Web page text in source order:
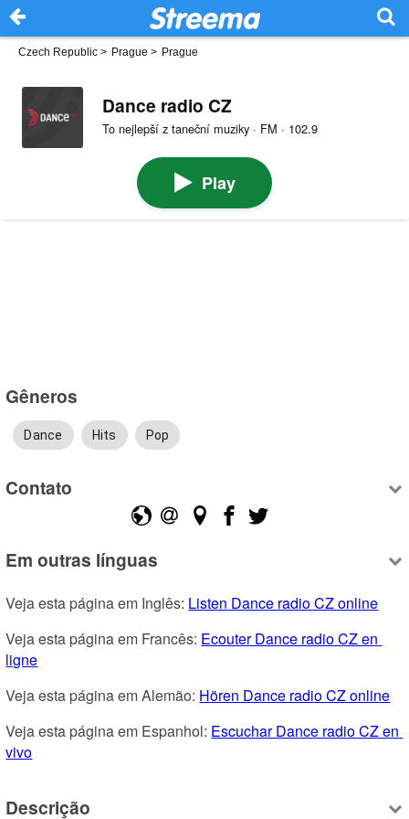
Czech Republic > Prague > Prague
Dance radio CZ
To nejlepší z taneční muziky · FM · 102.9
Play
Gêneros
Dance Hits Pop
Contato
Em outras línguas
Veja esta página em Inglês: Listen Dance radio CZ online
Veja esta página em Francês: Ecouter Dance radio CZ en
ligne
Veja esta página em Alemão: Hören Dance radio CZ online
Veja esta página em Espanhol: Escuchar Dance radio CZ en
vivo
Descrição